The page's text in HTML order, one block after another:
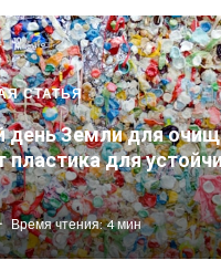
СТАТЬЯ
день Земли для
пластика для
Время чтения: 4 мин